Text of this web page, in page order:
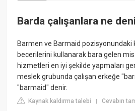
Barda çalışanlara ne
Barmen ve Barmaid pozisyonundaki
becerilerini kullanarak bara gelen
hizmetleri en iyi şekilde yapmaları
meslek grubunda çalışan erkeğe
"barmaid" denir.
Kaynak kaldırma talebi |Cevabın